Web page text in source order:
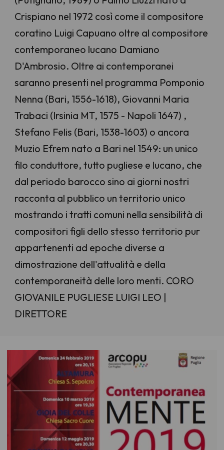
Crispiano nel 1972 così come il compositore
coratino Luigi Capuano oltre al compositore
contemporaneo lucano Damiano
D'Ambrosio. Oltre ai contemporanei
saranno presenti nel programma Pomponio
Nenna (Bari, 1556-1618), Giovanni Maria
Trabaci (Irsinia MT, 1575 - Napoli 1647) ,
Stefano Felis (Bari, 1538-1603) o ancora
Muzio Efrem nato a Bari nel 1549: un unico
filo conduttore, tutto pugliese e lucano, che
dal periodo barocco sino ai giorni nostri
racconta al pubblico un territorio unico
mostrando i tratti comuni nella sensibilità di
compositori figli dello stesso territorio pur
appartenenti ad epoche diverse a
dimostrazione dell'attualità e della
contemporaneità delle loro menti. CORO
GIOVANILE PUGLIESE LUIGI LEO |
DIRETTORE